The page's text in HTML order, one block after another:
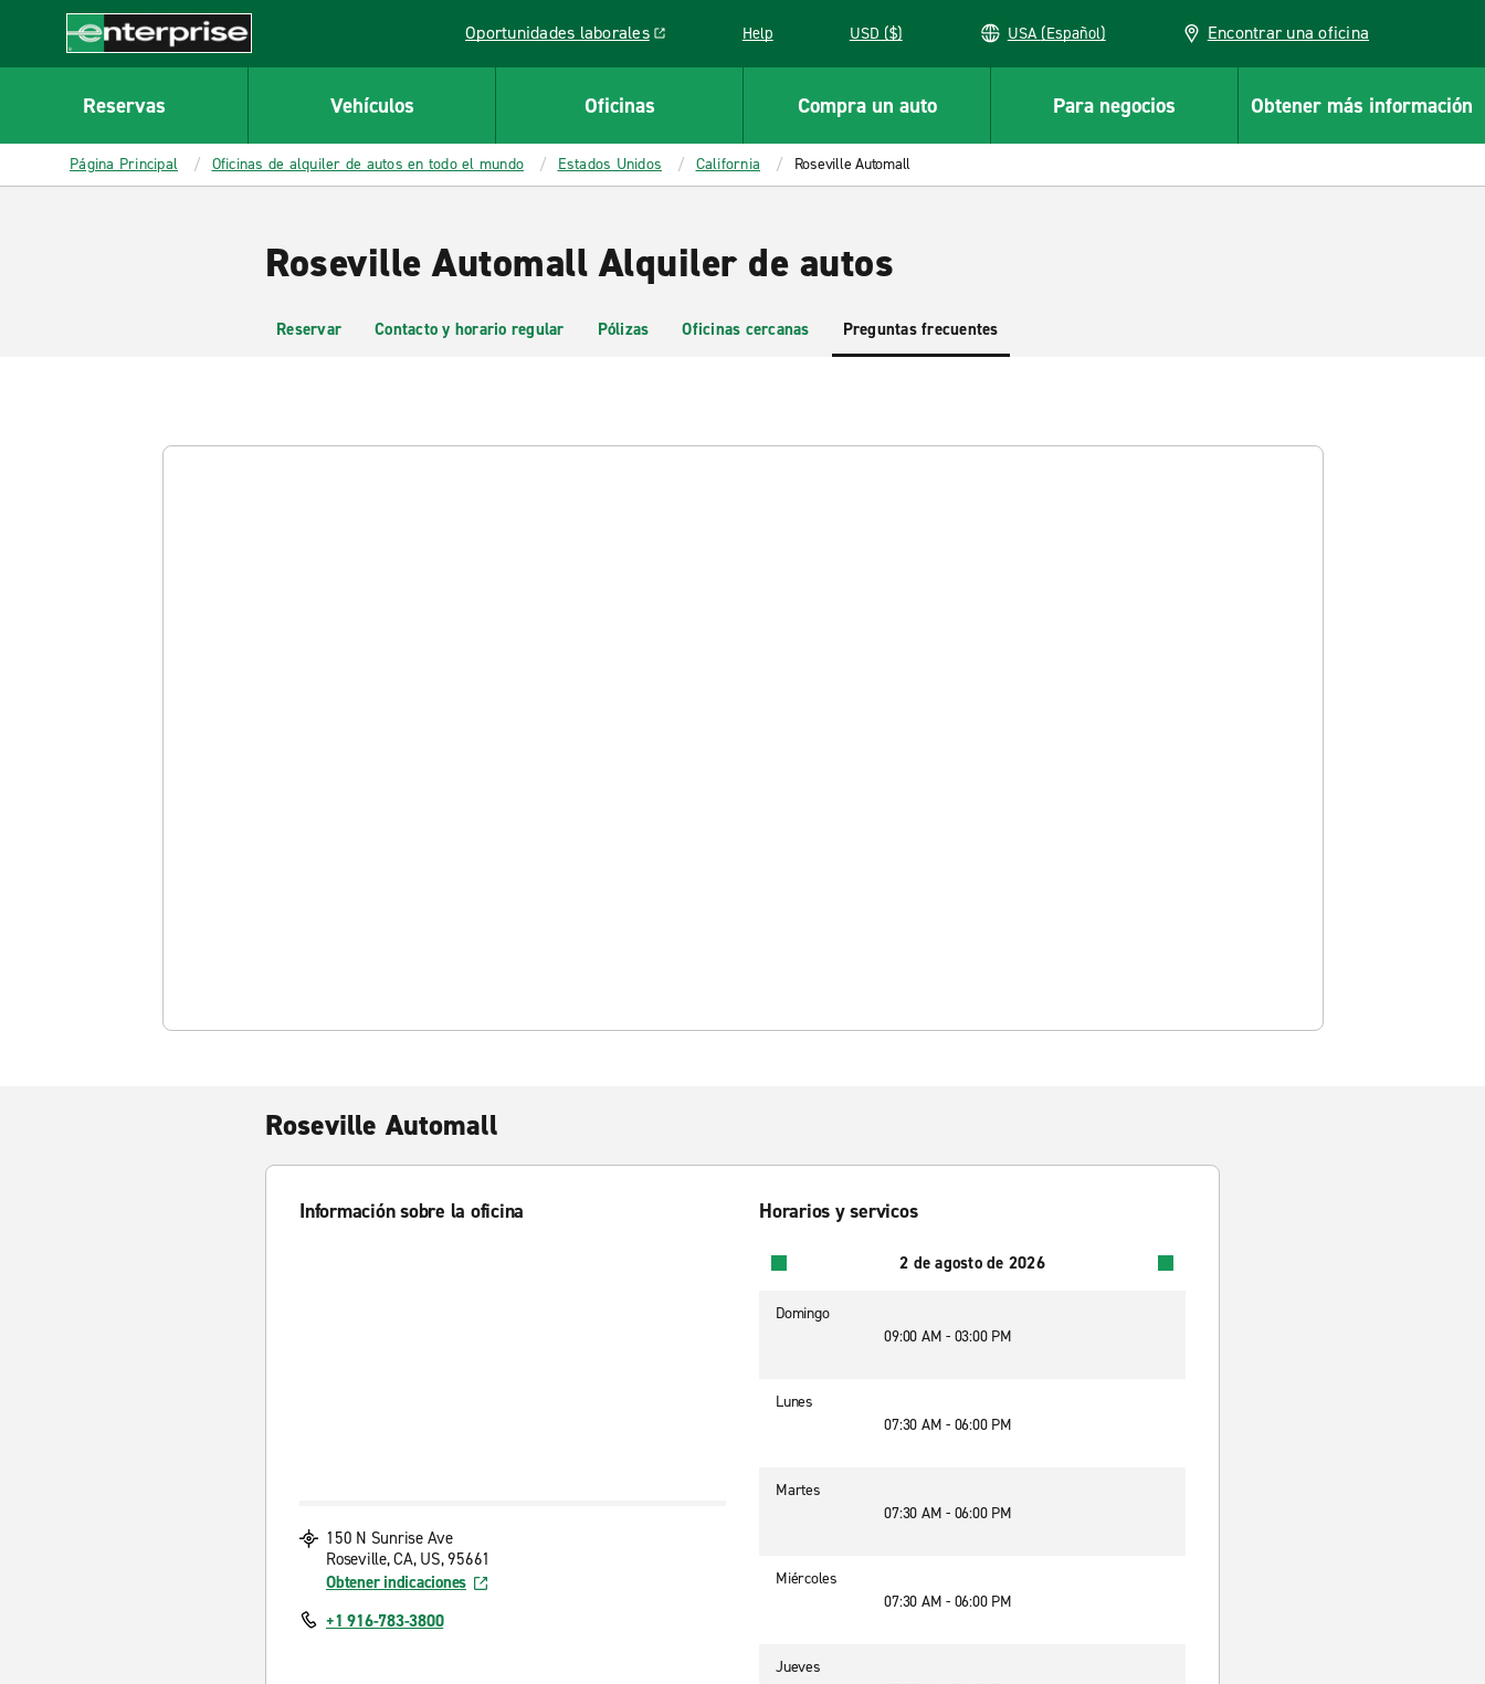
CONTENT
Enterprise
Oportunidades laborales
Link opens in a new window Help USD ($) USA (Español) Encontrar una oficina
Reservas Vehículos Oficinas Compra un auto Para negocios Obtener más información
Página Principal Oficinas de alquiler de autos en todo el mundo Estados Unidos California Roseville Automall
Roseville Automall Alquiler de autos
Reservar Contacto y horario regular Pólizas Oficinas cercanas Preguntas frecuentes
Roseville Automall
Información sobre la oficina
150 N Sunrise Ave
Roseville, CA, US, 95661
Obtener indicaciones
+1 916-783-3800
Horarios y servicos
2 de agosto de 2026
Domingo
09:00 AM - 03:00 PM
Lunes
07:30 AM - 06:00 PM
Martes
07:30 AM - 06:00 PM
Miércoles
07:30 AM - 06:00 PM
Jueves